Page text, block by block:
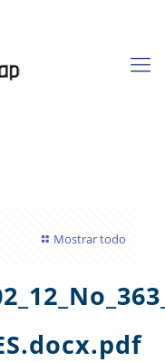
Mostrar todo